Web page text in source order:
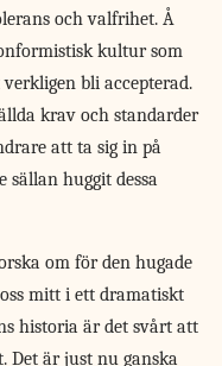
och valfrihet. Å
kultur som
bli accepterad.
krav och standarder
att ta sig in på
sällan huggit dessa
om för den hugade
mitt i ett dramatiskt
historia är det svårt att
Det är just nu ganska